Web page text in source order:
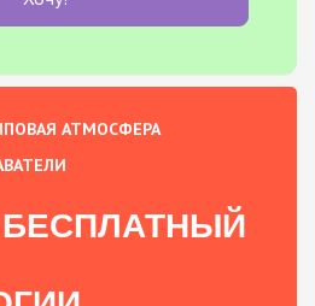
АТМОСФЕРА
БЕСПЛАТНЫЙ